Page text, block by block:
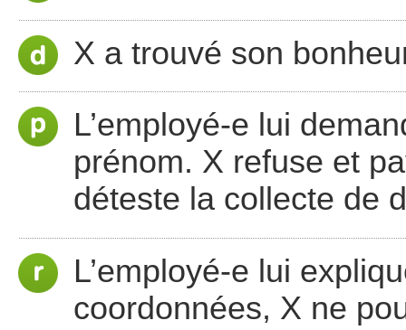
X a trouvé son
L’employé-e lui
prénom. X refuse et
déteste la collecte de
L’employé-e lui
coordonnées, X ne